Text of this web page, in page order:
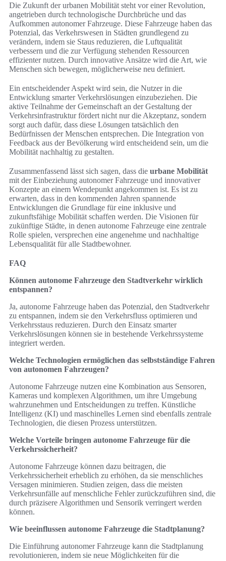
Die Zukunft der urbanen Mobilität steht vor einer Revolution,
angetrieben durch technologische Durchbrüche und das
Aufkommen autonomer Fahrzeuge. Diese Fahrzeuge haben das
Potenzial, das Verkehrswesen in Städten grundlegend zu
verändern, indem sie Staus reduzieren, die Luftqualität
verbessern und die zur Verfügung stehenden Ressourcen
effizienter nutzen. Durch innovative Ansätze wird die Art, wie
Menschen sich bewegen, möglicherweise neu definiert.
Ein entscheidender Aspekt wird sein, die Nutzer in die
Entwicklung smarter Verkehrslösungen einzubeziehen. Die
aktive Teilnahme der Gemeinschaft an der Gestaltung der
Verkehrsinfrastruktur fördert nicht nur die Akzeptanz, sondern
sorgt auch dafür, dass diese Lösungen tatsächlich den
Bedürfnissen der Menschen entsprechen. Die Integration von
Feedback aus der Bevölkerung wird entscheidend sein, um die
Mobilität nachhaltig zu gestalten.
Zusammenfassend lässt sich sagen, dass die urbane Mobilität
mit der Einbeziehung autonomer Fahrzeuge und innovativer
Konzepte an einem Wendepunkt angekommen ist. Es ist zu
erwarten, dass in den kommenden Jahren spannende
Entwicklungen die Grundlage für eine inklusive und
zukunftsfähige Mobilität schaffen werden. Die Visionen für
zukünftige Städte, in denen autonome Fahrzeuge eine zentrale
Rolle spielen, versprechen eine angenehme und nachhaltige
Lebensqualität für alle Stadtbewohner.
FAQ
Können autonome Fahrzeuge den Stadtverkehr wirklich
entspannen?
Ja, autonome Fahrzeuge haben das Potenzial, den Stadtverkehr
zu entspannen, indem sie den Verkehrsfluss optimieren und
Verkehrsstaus reduzieren. Durch den Einsatz smarter
Verkehrslösungen können sie in bestehende Verkehrssysteme
integriert werden.
Welche Technologien ermöglichen das selbstständige Fahren
von autonomen Fahrzeugen?
Autonome Fahrzeuge nutzen eine Kombination aus Sensoren,
Kameras und komplexen Algorithmen, um ihre Umgebung
wahrzunehmen und Entscheidungen zu treffen. Künstliche
Intelligenz (KI) und maschinelles Lernen sind ebenfalls zentrale
Technologien, die diesen Prozess unterstützen.
Welche Vorteile bringen autonome Fahrzeuge für die
Verkehrssicherheit?
Autonome Fahrzeuge können dazu beitragen, die
Verkehrssicherheit erheblich zu erhöhen, da sie menschliches
Versagen minimieren. Studien zeigen, dass die meisten
Verkehrsunfälle auf menschliche Fehler zurückzuführen sind, die
durch präzisere Algorithmen und Sensorik verringert werden
können.
Wie beeinflussen autonome Fahrzeuge die Stadtplanung?
Die Einführung autonomer Fahrzeuge kann die Stadtplanung
revolutionieren, indem sie neue Möglichkeiten für die